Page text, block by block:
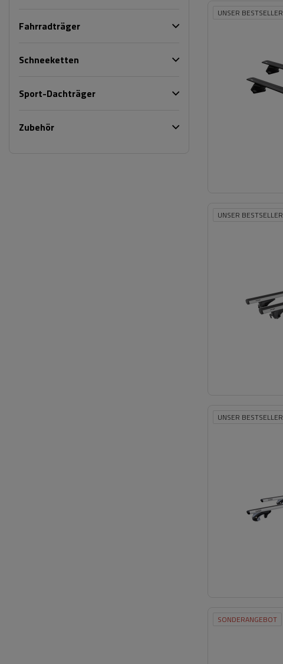
Fahrradträger
Schneeketten
Sport-Dachträger
Zubehör
UNSER BESTSELLER
UNSER BESTSELLER
UNSER BESTSELLER
SONDERANGEBOT